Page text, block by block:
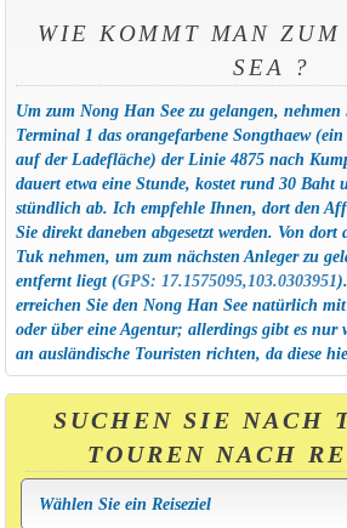
WIE KOMMT MAN ZUM
SEA ?
Um zum Nong Han See zu gelangen,
Terminal 1 das orangefarbene Songthaew
auf der Ladefläche) der Linie 4875 nach
dauert etwa eine Stunde, kostet rund 30 Baht
stündlich ab. Ich empfehle Ihnen, dort den
Sie direkt daneben abgesetzt werden. Von
Tuk nehmen, um zum nächsten Anleger zu
entfernt liegt(GPS: 17.1575095,103.0303951)
erreichen Sie den Nong Han See natürlich
oder über eine Agentur; allerdings gibt es nur
an ausländische Touristen richten, da diese
SUCHEN SIE NACH
TOUREN NACH